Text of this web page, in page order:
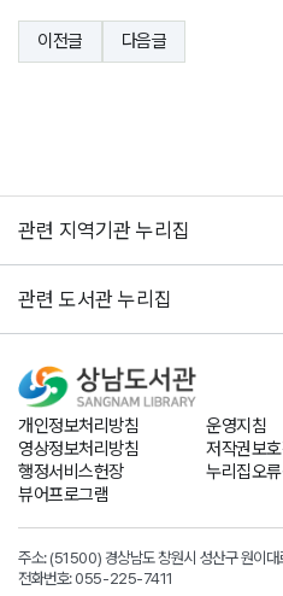
이전글 다음글
개인정보처리방침
운영지침
영상정보처리방침
저작권보
행정서비스헌장
누리집오
뷰어프로그램
주소: (51500) 경상남도 창원시 성산구 원이
전화번호:055-225-7411